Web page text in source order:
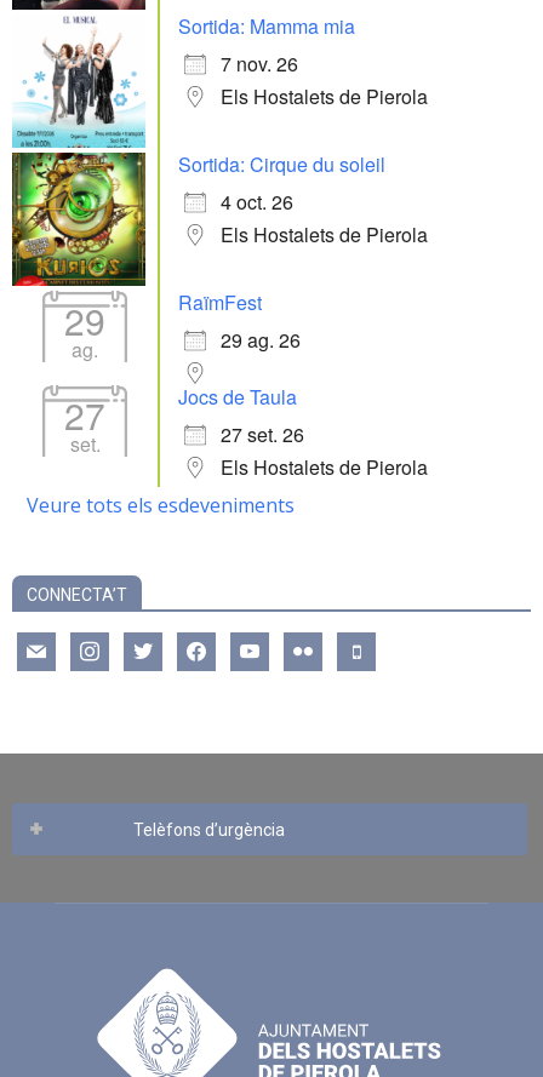
Sortida: Mamma mia
7 nov. 26
Els Hostalets de Pierola
Sortida: Cirque du soleil
4 oct. 26
Els Hostalets de Pierola
29
ag.
RaïmFest
29 ag. 26
27
set.
Jocs de Taula
27 set. 26
Els Hostalets de Pierola
Veure tots els esdeveniments
CONNECTA’T
mail instagramtwitter facebookyoutube flickr mobile
Telèfons d’urgència